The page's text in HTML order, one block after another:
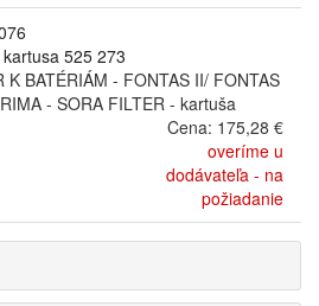
525 273
K BATÉRIÁM - FONTAS II/ FONTAS
- SORA FILTER - kartuša
Cena: 175,28 €
overíme u
dodávateľa - na
požiadanie